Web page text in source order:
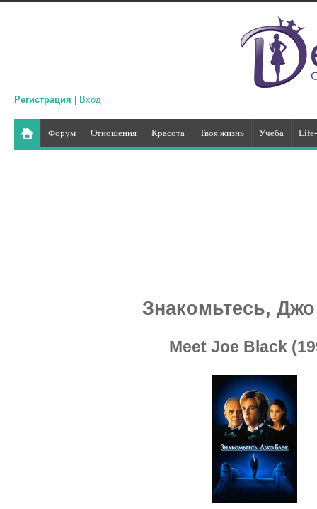
Регистрация Вход
Форум Отношения Красота Твоя жизнь Учеба
Знакомьтесь,
Meet Joe Black